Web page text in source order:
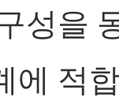
성을
에 적